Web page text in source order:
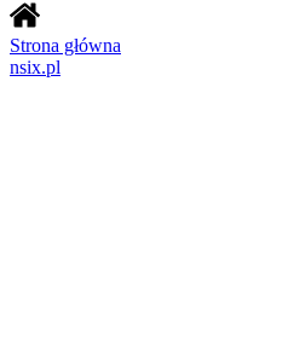
Strona główna
nsix.pl